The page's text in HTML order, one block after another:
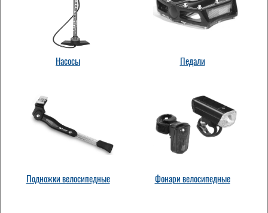
Насосы Педали
Подножки велосипедные Фонари велосипедные